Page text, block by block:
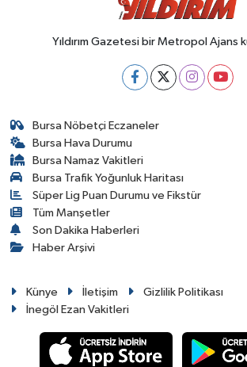
Yıldırım Gazetesi bir Metropol Ajans
Bursa Nöbetçi Eczaneler
Bursa Hava Durumu
Bursa Namaz Vakitleri
Bursa Trafik Yoğunluk Haritası
Süper Lig Puan Durumu ve Fikstür
Tüm Manşetler
Son Dakika Haberleri
Haber Arşivi
Künye İletişim
Gizlilik Politikası
İnegöl Ezan Vakitleri